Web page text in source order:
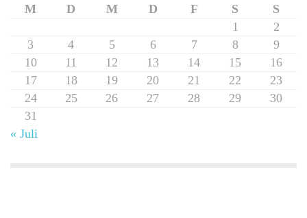
M
D M D F S
S
1
2
3
4 5 6 7 8
9
10
11 12 13 14 15
16
17
18 19 20 21 22
23
24
25 26 27 28 29
30
31
« Juli